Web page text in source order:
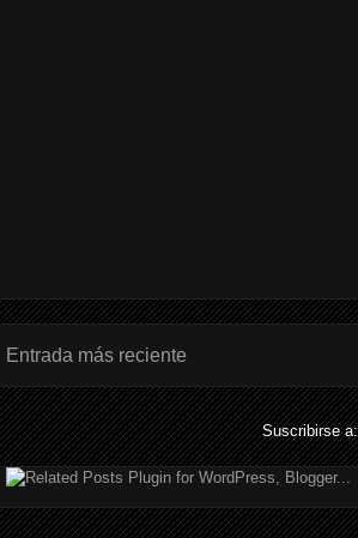
Entrada más reciente
Suscribirse